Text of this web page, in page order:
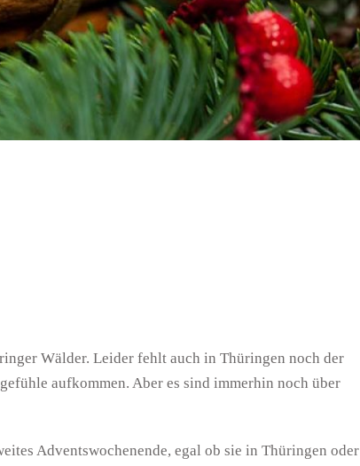
Wälder. Leider fehlt auch in Thüringen noch der
aufkommen. Aber es sind immerhin noch über
Adventswochenende, egal ob sie in Thüringen oder